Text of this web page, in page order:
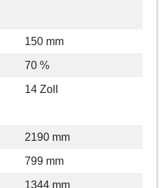
150 mm
70 %
14 Zoll
2190 mm
799 mm
1344 mm